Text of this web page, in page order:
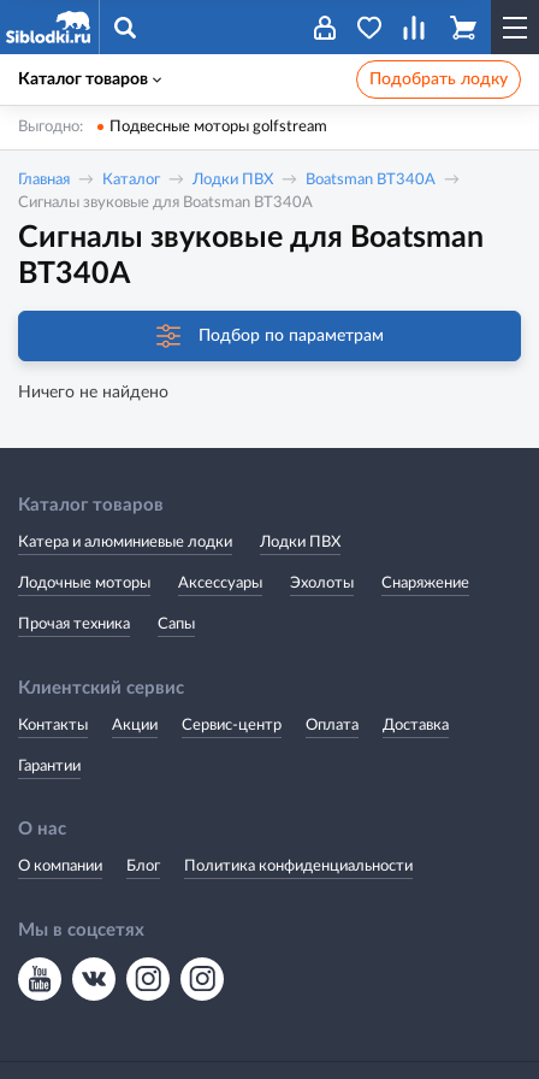
Каталог товаров Подобрать лодку
Выгодно: Подвесные моторы golfstream
Главная Каталог Лодки ПВХ
Boatsman BT340A
Сигналы звуковые для Boatsman BT340A
Сигналы звуковые для Boatsman
BT340A
Подбор по параметрам
Ничего не найдено
Каталог товаров
Катера и алюминиевые лодки Лодки ПВХ
Лодочные моторы Аксессуары Эхолоты Снаряжение
Прочая техника Сапы
Клиентский сервис
Контакты Акции Сервис-центр Оплата Доставка
Гарантии
О нас
О компании Блог Политика конфиденциальности
Мы в соцсетях